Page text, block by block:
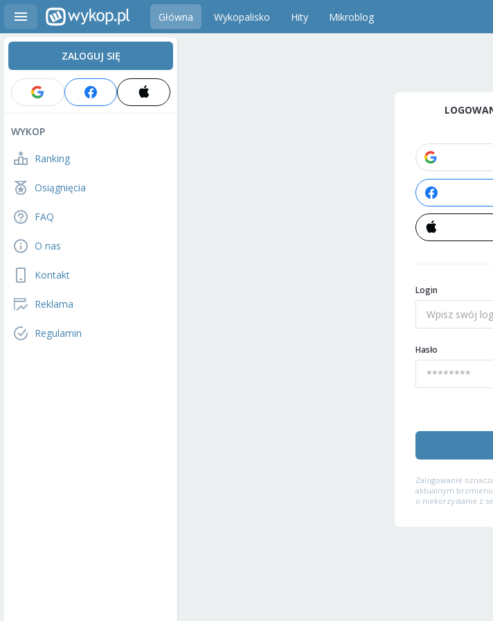
Główna Wykopalisko Hity Mikroblog
ZALOGUJ SIĘ
WYKOP
Ranking
Osiągnięcia
FAQ
O nas
Kontakt
Reklama
Regulamin
Login
Hasło
Zalogowanie
aktualnym
o niekorzystanie z